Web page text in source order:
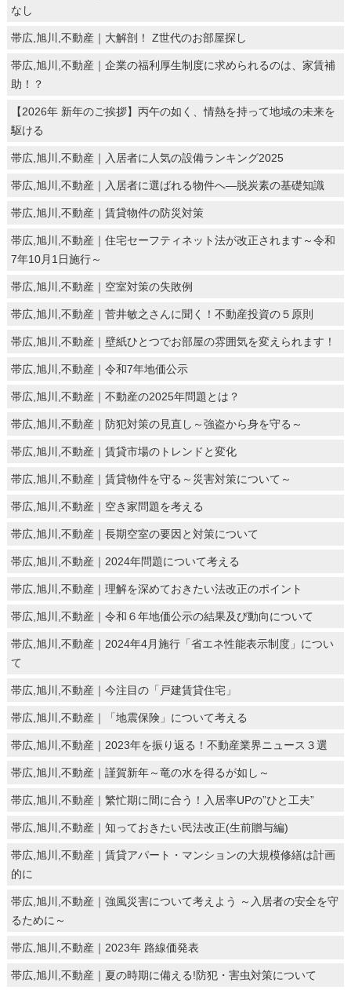
なし
帯広,旭川,不動産｜大解剖！ Z世代のお部屋探し
帯広,旭川,不動産｜企業の福利厚生制度に求められるのは、家賃補
助！？
【2026年 新年のご挨拶】丙午の如く、情熱を持って地域の未来を
駆ける
帯広,旭川,不動産｜入居者に人気の設備ランキング2025
帯広,旭川,不動産｜入居者に選ばれる物件へ―脱炭素の基礎知識
帯広,旭川,不動産｜賃貸物件の防災対策
帯広,旭川,不動産｜住宅セーフティネット法が改正されます～令和
7年10月1日施行～
帯広,旭川,不動産｜空室対策の失敗例
帯広,旭川,不動産｜菅井敏之さんに聞く！不動産投資の５原則
帯広,旭川,不動産｜壁紙ひとつでお部屋の雰囲気を変えられます！
帯広,旭川,不動産｜令和7年地価公示
帯広,旭川,不動産｜不動産の2025年問題とは？
帯広,旭川,不動産｜防犯対策の見直し～強盗から身を守る～
帯広,旭川,不動産｜賃貸市場のトレンドと変化
帯広,旭川,不動産｜賃貸物件を守る～災害対策について～
帯広,旭川,不動産｜空き家問題を考える
帯広,旭川,不動産｜長期空室の要因と対策について
帯広,旭川,不動産｜2024年問題について考える
帯広,旭川,不動産｜理解を深めておきたい法改正のポイント
帯広,旭川,不動産｜令和６年地価公示の結果及び動向について
帯広,旭川,不動産｜2024年4月施行「省エネ性能表示制度」につい
て
帯広,旭川,不動産｜今注目の「戸建賃貸住宅」
帯広,旭川,不動産｜「地震保険」について考える
帯広,旭川,不動産｜2023年を振り返る！不動産業界ニュース３選
帯広,旭川,不動産｜謹賀新年～竜の水を得るが如し～
帯広,旭川,不動産｜繁忙期に間に合う！入居率UPの”ひと工夫”
帯広,旭川,不動産｜知っておきたい民法改正(生前贈与編)
帯広,旭川,不動産｜賃貸アパート・マンションの大規模修繕は計画
的に
帯広,旭川,不動産｜強風災害について考えよう ～入居者の安全を守
るために～
帯広,旭川,不動産｜2023年 路線価発表
帯広,旭川,不動産｜夏の時期に備える!防犯・害虫対策について